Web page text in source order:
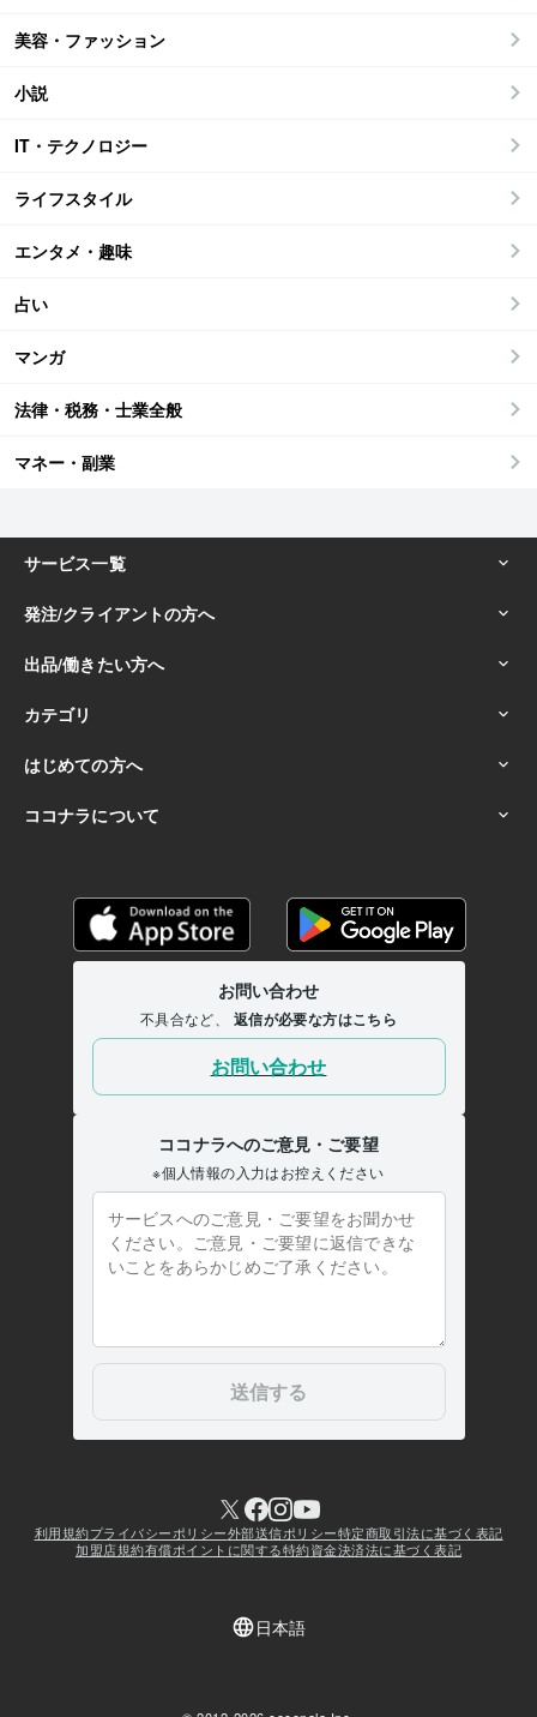
美容・ファッション
小説
IT・テクノロジー
ライフスタイル
エンタメ・趣味
占い
マンガ
法律・税務・士業全般
マネー・副業